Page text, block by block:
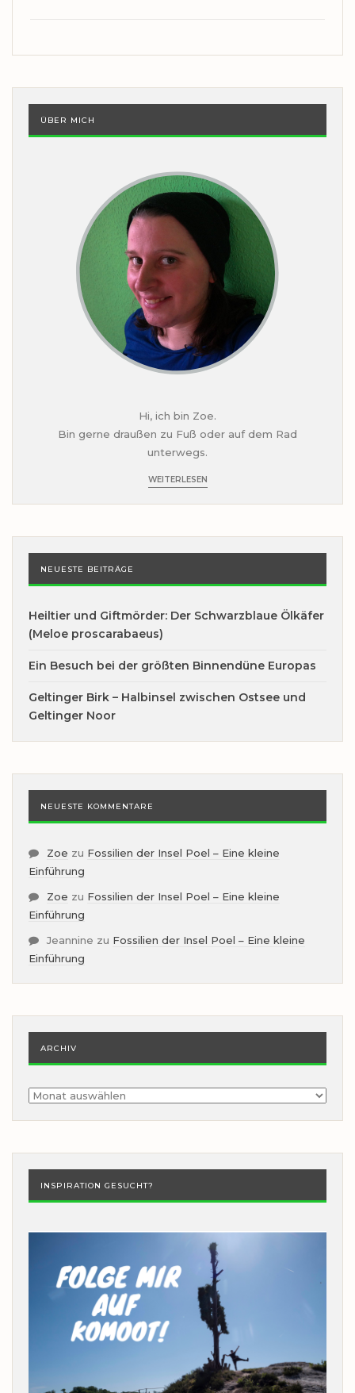
ÜBER MICH
Hi, ich bin Zoe.
Bin gerne draußen zu Fuß oder auf dem Rad
unterwegs.
WEITERLESEN
NEUESTE BEITRÄGE
Heiltier und Giftmörder: Der Schwarzblaue Ölkäfer
(Meloe proscarabaeus)
Ein Besuch bei der größten Binnendüne Europas
Geltinger Birk – Halbinsel zwischen Ostsee und
Geltinger Noor
NEUESTE KOMMENTARE
Zoe zu Fossilien der Insel Poel – Eine kleine
Einführung
Zoe zu Fossilien der Insel Poel – Eine kleine
Einführung
Jeannine zu Fossilien der Insel Poel – Eine kleine
Einführung
ARCHIV
Archiv
INSPIRATION GESUCHT?